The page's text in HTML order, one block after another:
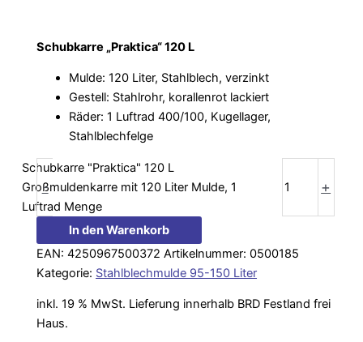
Schubkarre „Praktica“ 120 L
Mulde: 120 Liter, Stahlblech, verzinkt
Gestell: Stahlrohr, korallenrot lackiert
Räder: 1 Luftrad 400/100, Kugellager,
Stahlblechfelge
-
Schubkarre "Praktica" 120 L
Großmuldenkarre mit 120 Liter Mulde, 1
Luftrad Menge
+
In den Warenkorb
EAN:4250967500372 Artikelnummer:0500185
Kategorie: Stahlblechmulde 95-150 Liter
inkl. 19 % MwSt. Lieferung innerhalb BRD Festland frei
Haus.